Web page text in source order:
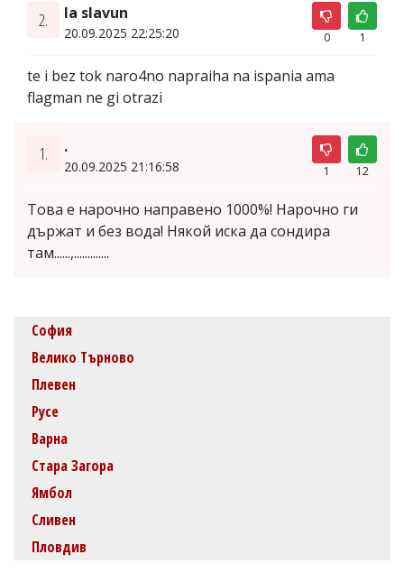
2. la slavun
20.09.2025 22:25:20 0 1
te i bez tok naro4no napraiha na ispania ama
flagman ne gi otrazi
1. .
20.09.2025 21:16:58 1 12
Това е нарочно направено 1000%! Нарочно ги
държат и без вода! Някой иска да сондира
там......,.............
София
Велико Търново
Плевен
Русе
Варна
Стара Загора
Ямбол
Сливен
Пловдив